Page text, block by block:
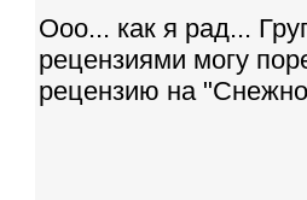
Ооо... как я рад...
рецензиями могу
рецензию на